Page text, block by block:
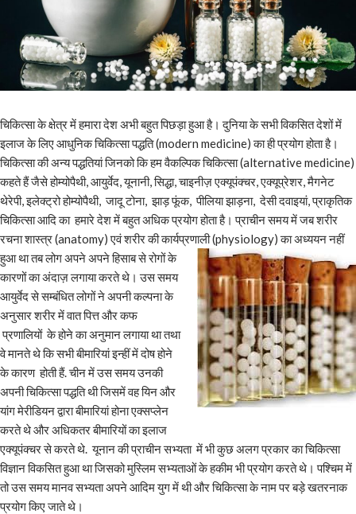
चिकित्सा के क्षेत्र में हमारा देश अभी बहुत पिछड़ा हुआ है। दुनिया के सभी विकसित देशों में
इलाज के लिए आधुनिक चिकित्सा पद्धति (modern medicine) का ही प्रयोग होता है।
चिकित्सा की अन्य पद्धतियां जिनको कि हम वैकल्पिक चिकित्सा (alternative medicine)
कहते हैं जैसे होम्योपैथी, आयुर्वेद, यूनानी, सिद्धा, चाइनीज़ एक्यूपंक्चर, एक्यूप्रेशर, मैगनेट
थेरेपी, इलेक्ट्रो होम्योपैथी, जादू टोना, झाड़ फूंक, पीलिया झाड़ना, देसी दवाइयां, प्राकृतिक
चिकित्सा आदि का हमारे देश में बहुत अधिक प्रयोग होता है। प्राचीन समय में जब शरीर
रचना शास्त्र (anatomy) एवं शरीर की कार्यप्रणाली (physiology) का अध्ययन नहीं
हुआ था तब लोग अपने अपने हिसाब से रोगों के
कारणों का अंदाज़ लगाया करते थे। उस समय
आयुर्वेद से सम्बंधित लोगों ने अपनी कल्पना के
अनुसार शरीर में वात पित्त और कफ
प्रणालियों के होने का अनुमान लगाया था तथा
वे मानते थे कि सभी बीमारियां इन्हीं में दोष होने
के कारण होती हैं. चीन में उस समय उनकी
अपनी चिकित्सा पद्धति थी जिसमें वह यिन और
यांग मेरीडियन द्वारा बीमारियां होना एक्सप्लेन
करते थे और अधिकतर बीमारियों का इलाज
एक्यूपंक्चर से करते थे. यूनान की प्राचीन सभ्यता में भी कुछ अलग प्रकार का चिकित्सा
विज्ञान विकसित हुआ था जिसको मुस्लिम सभ्यताओं के हकीम भी प्रयोग करते थे। पश्चिम में
तो उस समय मानव सभ्यता अपने आदिम युग में थी और चिकित्सा के नाम पर बड़े खतरनाक
प्रयोग किए जाते थे।